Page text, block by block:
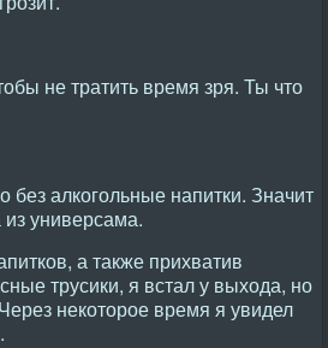
не тратить время зря. Ты что
алкогольные напитки. Значит
универсама.
а также прихватив
трусики, я встал у выхода, но
некоторое время я увидел